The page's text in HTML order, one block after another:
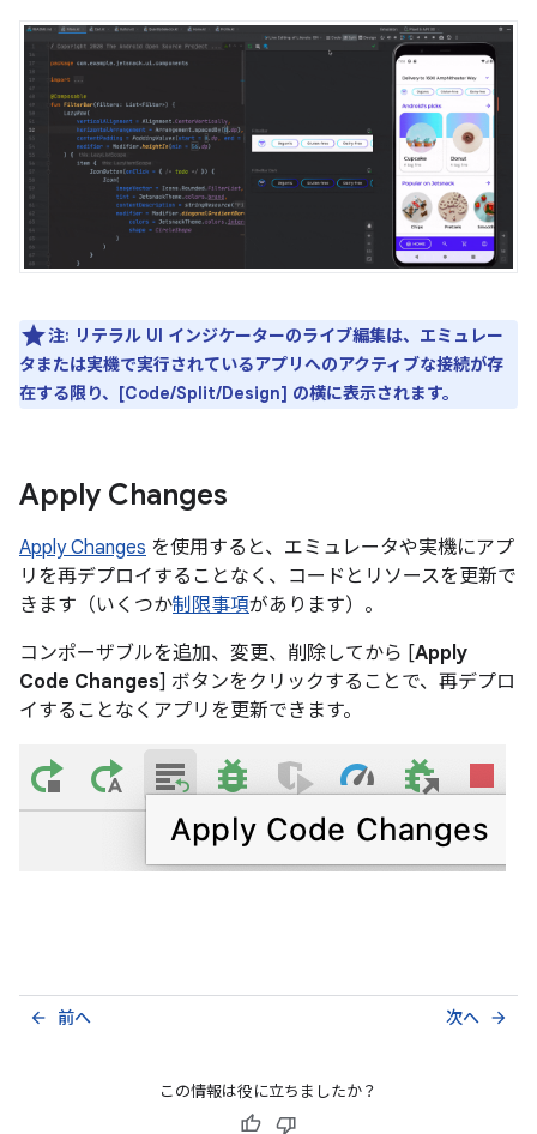
注: リテラル UI インジケーターのライブ編集は、エミュレー
タまたは実機で実行されているアプリへのアクティブな接続が存
在する限り、[Code/Split/Design] の横に表示されます。
Apply Changes
Apply Changes を使用すると、エミュレータや実機にアプ
リを再デプロイすることなく、コードとリソースを更新で
きます（いくつか制限事項があります）。
コンポーザブルを追加、変更、削除してから [Apply
Code Changes] ボタンをクリックすることで、再デプロ
イすることなくアプリを更新できます。
前へ
arrow_back 次へ arrow_forward
この情報は役に立ちましたか？